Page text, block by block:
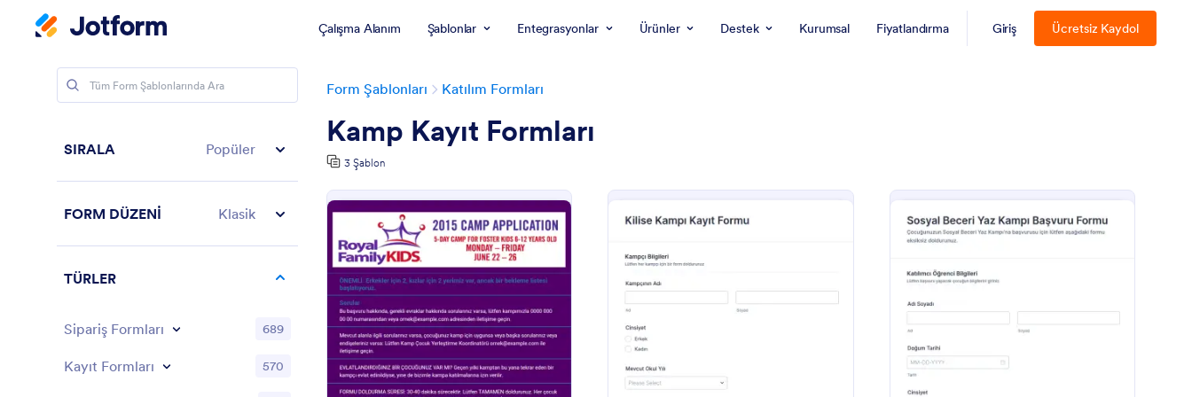
Çalışma Alanım Şablonlar Entegrasyonlar Ürünler Destek Kurumsal Fiyatlandırma Giriş Ücretsiz Kaydol
Form Şablonları Katılım Formları
Kamp Kayıt Formları
3 Şablon
Önizleme: Çocuk Yaz Kampı Kayıt Formu : Kilise Kampı Kayıt Formu Önizleme : Sosyal Beceri Yaz
SIRALA Popüler
FORM DÜZENİ Klasik
TÜRLER
Sipariş Formları 689
Kayıt Formları 570